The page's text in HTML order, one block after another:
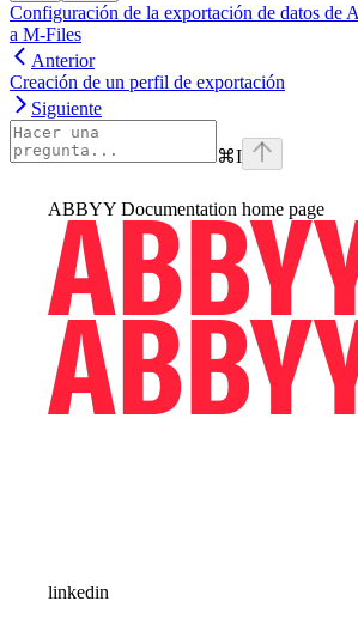
Configuración de la exportación de datos de
a M-Files
Anterior
Creación de un perfil de exportación
Siguiente
⌘I
ABBYY Documentation home page
linkedin